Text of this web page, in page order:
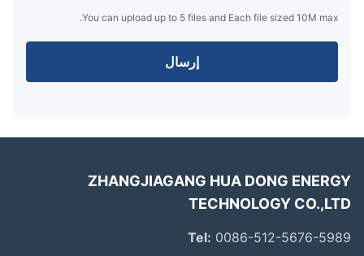
You can upload up to 5 files and Each file sized 10M max.
إرسال
ZHANGJIAGANG HUA DONG
TECHNOLOGY
Tel:0086-512-5676-